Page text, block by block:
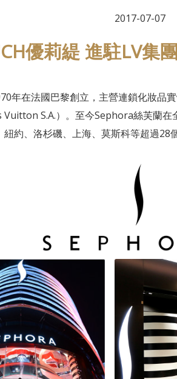
2017-07-07
優莉緹 進駐LV集
年在法國巴黎創立，主營連鎖化妝品
S.A.）。至今Sephora絲芙蘭
約、洛杉磯、上海、莫斯科等超過